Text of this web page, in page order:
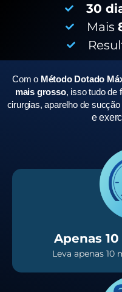
30
Mais
Com o Método Dotado
mais grosso, isso tudo de
cirurgias, aparelho de
e
Apenas
Leva apenas